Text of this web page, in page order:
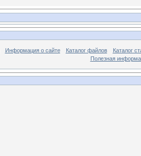
Информация о сайте Каталог файлов
Каталог
Полезная